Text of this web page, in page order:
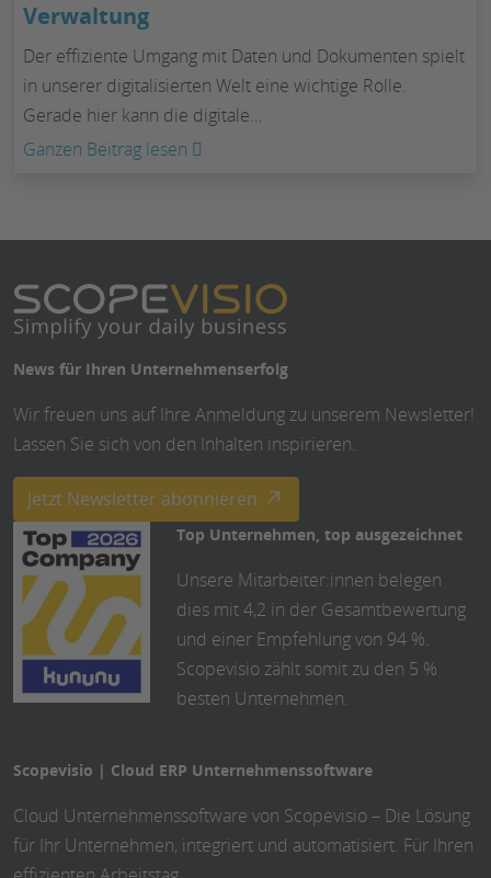
Verwaltung
Der effiziente Umgang mit Daten und Dokumenten spielt
in unserer digitalisierten Welt eine wichtige Rolle.
Gerade hier kann die digitale…
Ganzen Beitrag lesen
–
geht
moderne
News für Ihren Unternehmenserfolg
Wir freuen uns auf Ihre Anmeldung zu unserem Newsletter!
Lassen Sie sich von den Inhalten inspirieren.
Jetzt Newsletter abonnieren
Top Unternehmen, top ausgezeichnet
Unsere Mitarbeiter:innen belegen
dies mit 4,2 in der Gesamtbewertung
und einer Empfehlung von 94 %.
Scopevisio zählt somit zu den 5 %
besten Unternehmen.
Scopevisio | Cloud ERP Unternehmenssoftware
Cloud Unternehmenssoftware von Scopevisio – Die Lösung
für Ihr Unternehmen, integriert und automatisiert. Für Ihren